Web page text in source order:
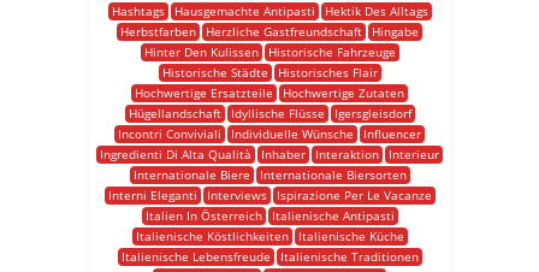
Hashtags
Hausgemachte Antipasti
Hektik Des Alltags
Herbstfarben
Herzliche Gastfreundschaft
Hingabe
Hinter Den Kulissen
Historische Fahrzeuge
Historische Städte
Historisches Flair
Hochwertige Ersatzteile
Hochwertige Zutaten
Hügellandschaft
Idyllische Flüsse
Igersgleisdorf
Incontri Conviviali
Individuelle Wünsche
Influencer
Ingredienti Di Alta Qualità
Inhaber Interaktion
Interieur
Internationale Biere
Internationale Biersorten
Interni Eleganti
Interviews
Ispirazione Per Le Vacanze
Italien In Österreich
Italienische Antipasti
Italienische Köstlichkeiten
Italienische Küche
Italienische Lebensfreude
Italienische Traditionen